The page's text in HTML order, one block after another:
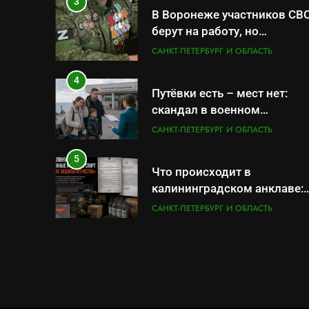
В Воронеже участников
берут на работу, но
удержаться удаётся не
САНКТ-ПЕТЕРБУРГ И ОБЛАСТЬ
4
Путёвки есть – мест нет:
скандал в военном
санатории Владивостока
САНКТ-ПЕТЕРБУРГ И ОБЛАСТЬ
5
Что происходит в
калининградском анклаве:
военные изымают спирт
САНКТ-ПЕТЕРБУРГ И ОБЛАСТЬ